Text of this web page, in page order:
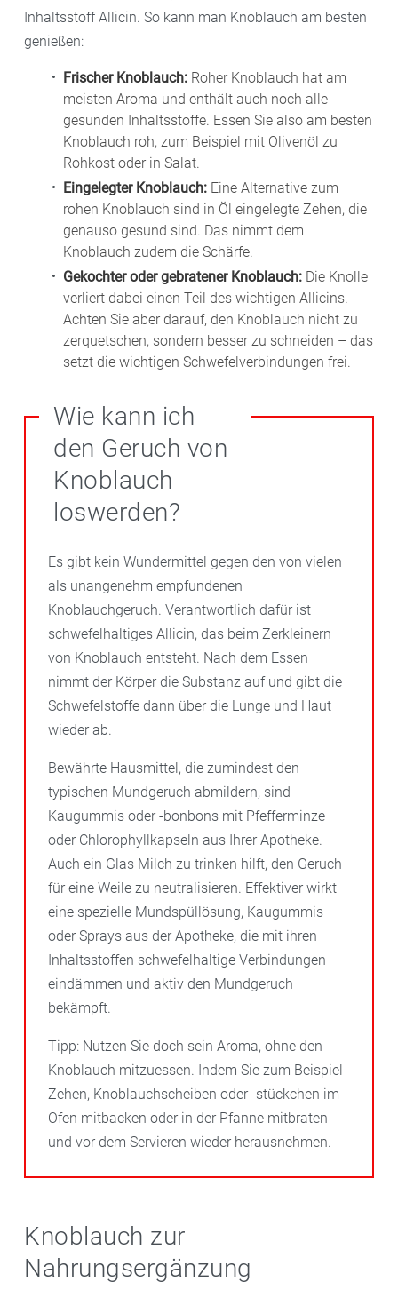
Inhaltsstoff Allicin. So kann man Knoblauch am besten
genießen:
Frischer Knoblauch: Roher Knoblauch hat am
meisten Aroma und enthält auch noch alle
gesunden Inhaltsstoffe. Essen Sie also am besten
Knoblauch roh, zum Beispiel mit Olivenöl zu
Rohkost oder in Salat.
Eingelegter Knoblauch: Eine Alternative zum
rohen Knoblauch sind in Öl eingelegte Zehen, die
genauso gesund sind. Das nimmt dem
Knoblauch zudem die Schärfe.
Gekochter oder gebratener Knoblauch: Die Knolle
verliert dabei einen Teil des wichtigen Allicins.
Achten Sie aber darauf, den Knoblauch nicht zu
zerquetschen, sondern besser zu schneiden – das
setzt die wichtigen Schwefelverbindungen frei.
Wie kann ich
den Geruch von
Knoblauch
loswerden?
Es gibt kein Wundermittel gegen den von vielen
als unangenehm empfundenen
Knoblauchgeruch. Verantwortlich dafür ist
schwefelhaltiges Allicin, das beim Zerkleinern
von Knoblauch entsteht. Nach dem Essen
nimmt der Körper die Substanz auf und gibt die
Schwefelstoffe dann über die Lunge und Haut
wieder ab.
Bewährte Hausmittel, die zumindest den
typischen Mundgeruch abmildern, sind
Kaugummis oder -bonbons mit Pfefferminze
oder Chlorophyllkapseln aus Ihrer Apotheke.
Auch ein Glas Milch zu trinken hilft, den Geruch
für eine Weile zu neutralisieren. Effektiver wirkt
eine spezielle Mundspüllösung, Kaugummis
oder Sprays aus der Apotheke, die mit ihren
Inhaltsstoffen schwefelhaltige Verbindungen
eindämmen und aktiv den Mundgeruch
bekämpft.
Tipp: Nutzen Sie doch sein Aroma, ohne den
Knoblauch mitzuessen. Indem Sie zum Beispiel
Zehen, Knoblauchscheiben oder -stückchen im
Ofen mitbacken oder in der Pfanne mitbraten
und vor dem Servieren wieder herausnehmen.
Knoblauch zur
Nahrungsergänzung